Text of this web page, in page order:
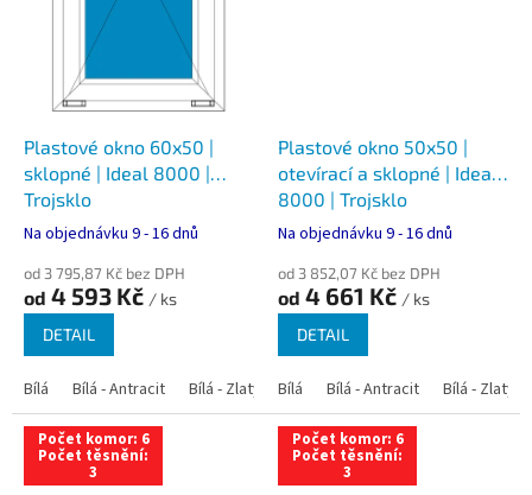
Plastové okno 60x50 |
sklopné | Ideal 8000 |
Trojsklo
Na objednávku 9 - 16 dnů
od 3 795,87 Kč bez DPH
od 4 593 Kč / ks
DETAIL
Bílá Bílá - Antracit Bílá - Zlatý dub Bílá - Tmavý dub Bílá -
Plastové okno 50x50 |
otevírací a sklopné | Ideal
8000 | Trojsklo
Na objednávku 9 - 16 dnů
od 3 852,07 Kč bez DPH
od 4 661 Kč / ks
DETAIL
Bílá Bílá - Antracit Bílá - Zlatý
Počet komor: 6
Počet těsnění:
3
Počet komor: 6
Počet těsnění:
3